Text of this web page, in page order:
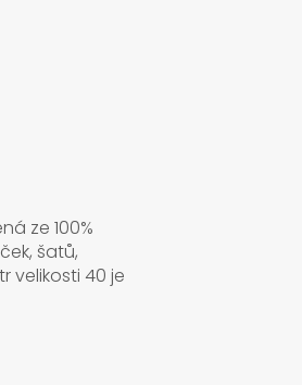
ze 100%
šatů,
velikosti 40 je